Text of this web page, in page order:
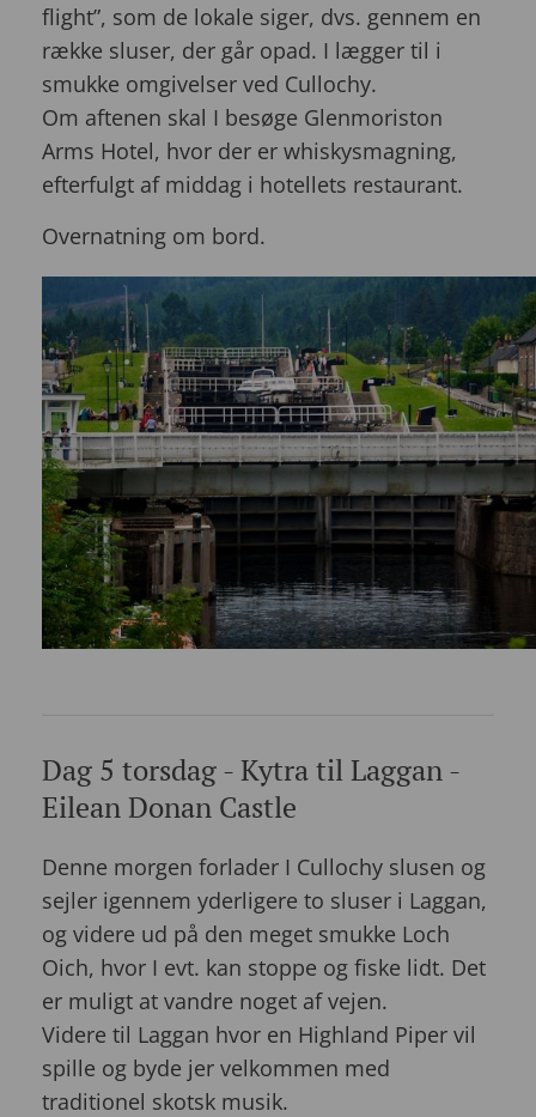
flight”, som de lokale siger, dvs. gennem en
række sluser, der går opad. I lægger til i
smukke omgivelser ved Cullochy.
Om aftenen skal I besøge Glenmoriston
Arms Hotel, hvor der er whiskysmagning,
efterfulgt af middag i hotellets restaurant.
Overnatning om bord.
Dag 5 torsdag - Kytra til Laggan -
Eilean Donan Castle
Denne morgen forlader I Cullochy slusen og
sejler igennem yderligere to sluser i Laggan,
og videre ud på den meget smukke Loch
Oich, hvor I evt. kan stoppe og fiske lidt. Det
er muligt at vandre noget af vejen.
Videre til Laggan hvor en Highland Piper vil
spille og byde jer velkommen med
traditionel skotsk musik.